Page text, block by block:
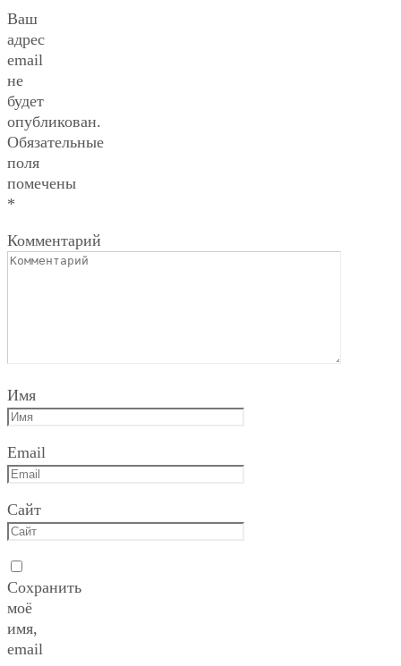
Ваш
адрес
email
не
будет
опубликован.
Обязательные
поля
помечены
*
Комментарий
Имя
Email
Сайт
Сохранить
моё
имя,
email